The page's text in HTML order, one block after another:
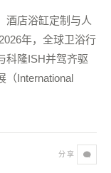
酒店浴缸定制与人
年，全球卫浴行
科隆ISH并驾齐驱
（International
分享